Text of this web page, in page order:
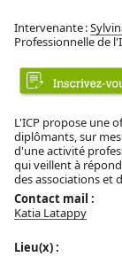
Intervenante :
Professionnelle de
L'ICP propose une
diplômants, sur
d'une activité
qui veillent à
des associations et
Contact mail :
Katia Latappy
Lieu(x) :